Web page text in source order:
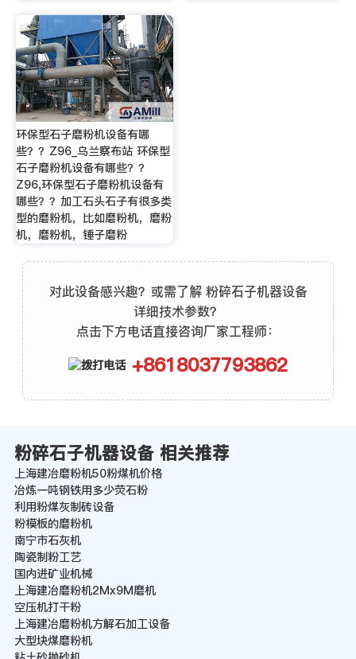
环保型石子磨粉机设备有哪
些？？Z96_乌兰察布站 环保型
石子磨粉机设备有哪些？？
Z96,环保型石子磨粉机设备有
哪些？？加工石头石子有很多类
型的磨粉机，比如磨粉机，磨粉
机，磨粉机，锤子磨粉
对此设备感兴趣？或需了解 粉碎石子机器设备
详细技术参数？
点击下方电话直接咨询厂家工程师：
+8618037793862
粉碎石子机器设备 相关推荐
上海建冶磨粉机50粉煤机价格
冶炼一吨钢铁用多少荧石粉
利用粉煤灰制砖设备
粉模板的磨粉机
南宁市石灰机
陶瓷制粉工艺
国内进矿业机械
上海建冶磨粉机2Mx9M磨机
空压机打干粉
上海建冶磨粉机方解石加工设备
大型块煤磨粉机